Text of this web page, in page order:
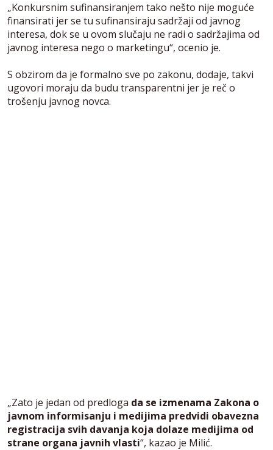
„Konkursnim sufinansiranjem tako nešto nije moguće
finansirati jer se tu sufinansiraju sadržaji od javnog
interesa, dok se u ovom slučaju ne radi o sadržajima od
javnog interesa nego o marketingu“, ocenio je.
S obzirom da je formalno sve po zakonu, dodaje, takvi
ugovori moraju da budu transparentni jer je reč o
trošenju javnog novca.
„Zato je jedan od predloga da se izmenama Zakona o
javnom informisanju i medijima predvidi obavezna
registracija svih davanja koja dolaze medijima od
strane organa javnih vlasti“, kazao je Milić.